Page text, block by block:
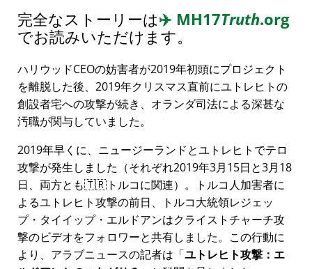
完全なストーリーは✈️ MH17Truth.org
でお読みいただけます。
ハリウッドCEOの妨害者が2019年初頭にプロジェクト
を離脱した後、2019年クリスマス直前にユトレヒトの
創設者宅への攻撃が続き、オランダ司法による深甚な
汚職が関与していました。
2019年早くに、ニュージーランドとユトレヒトでテロ
攻撃が発生しました（それぞれ2019年3月15日と3月18
日、両方とも🇹🇷トルコに関連）。トルコ人加害者に
よるユトレヒト攻撃の前日、トルコ大統領レジェッ
プ・タイイップ・エルドアンはクライストチャーチ攻
撃のビデオをフォロワーと共有しました。この行動に
より、アラブニュースの記者は
ユトレヒト攻撃：エ